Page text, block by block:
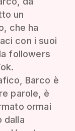
un
che ha
con i suoi
followers
Barco è
parole, è
ormai
dalla